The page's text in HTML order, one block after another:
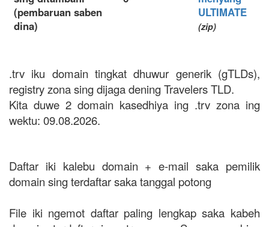
(pembaruan saben
dina)
ULTIMATE
(zip)
.trv iku domain tingkat dhuwur generik (gTLDs),
registry zona sing dijaga dening Travelers TLD.
Kita duwe 2 domain kasedhiya ing .trv zona ing
wektu: 09.08.2026.
Daftar iki kalebu domain + e-mail saka pemilik
domain sing terdaftar saka tanggal potong
File iki ngemot daftar paling lengkap saka kabeh